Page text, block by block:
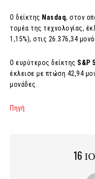
Ο δείκτης Nasdaq, στον
τομέα της τεχνολογίας,
1,15%), στις 26.376,34
Ο ευρύτερος δείκτης S&P
έκλεισε με πτώση 42,94
μονάδες.
Πηγή
16